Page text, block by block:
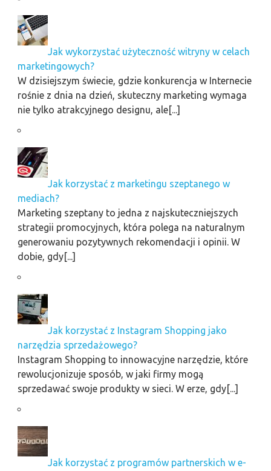
Jak wykorzystać użyteczność witryny w celach
marketingowych?
W dzisiejszym świecie, gdzie konkurencja w Internecie
rośnie z dnia na dzień, skuteczny marketing wymaga
nie tylko atrakcyjnego designu, ale[...]
Jak korzystać z marketingu szeptanego w
mediach?
Marketing szeptany to jedna z najskuteczniejszych
strategii promocyjnych, która polega na naturalnym
generowaniu pozytywnych rekomendacji i opinii. W
dobie, gdy[...]
Jak korzystać z Instagram Shopping jako
narzędzia sprzedażowego?
Instagram Shopping to innowacyjne narzędzie, które
rewolucjonizuje sposób, w jaki firmy mogą
sprzedawać swoje produkty w sieci. W erze, gdy[...]
Jak korzystać z programów partnerskich w e-